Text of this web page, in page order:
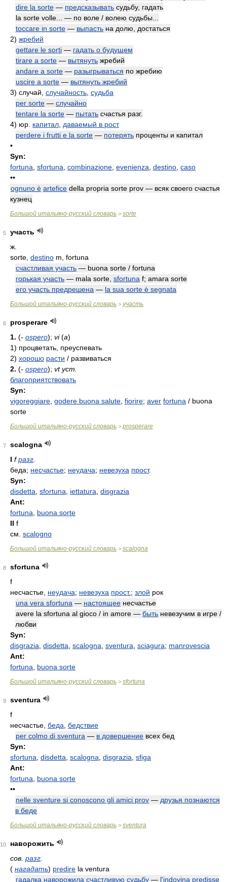
dire la sorte — предсказывать судьбу, гадать
la sorte volle... — по воле / волею судьбы...
toccare in sorte — выпасть на долю, достаться
2) жребий
gettare le sorti — гадать о будущем
tirare a sorte — вытянуть жребий
andare a sorte — разыгрываться по жребию
uscire a sorte — вытянуть жребий
3) случай, случайность судьба
per sorte — случайно
tentare la sorte — пытать счастья разг.
4) юр. капитал даваемый в рост
perdere i frutti e la sorte — потерять проценты и капитал
•
Syn:
fortuna sfortuna combinazione evenienza destino caso
••
ognuno è artefice della propria sorte prov — всяк своего счастья
кузнец
Большой итальяно-русский словарь > sorte
5
участь
ж.
sorte, destino m, fortuna
счастливая участь — buona sorte / fortuna
горькая участь — mala sorte, sfortuna f; amara sorte
его участь предрешена — la sua sorte è segnata
Большой итальяно-русский словарь > участь
6
prosperare
1. (- ospero); vi(a)
1) процветать, преуспевать
2) хорошо расти / развиваться
2. (- ospero); vt уст.
благоприятствовать
Syn:
vigoreggiare godere buona salute fiorire; aver fortuna / buona
sorte
Большой итальяно-русский словарь > prosperare
7
scalogna
I fразг
беда; несчастье; неудача; невезуха прост.
Syn:
disdetta sfortuna iettatura disgrazia
Ant:
fortuna
buona sorte
II f
см. scalogno
Большой итальяно-русский словарь > scalogna
8
sfortuna
f
несчастье, неудача; невезуха прост.; злой рок
una vera sfortuna — настоящее несчастье
avere la sfortuna al gioco / in amore — быть невезучим в игре /
любви
Syn:
disgrazia disdetta scalogna sventura sciagura; manrovescia
Ant:
fortuna
buona sorte
Большой итальяно-русский словарь > sfortuna
9
sventura
f
несчастье, беда бедствие
per colmo di sventura — в довершение всех бед
Syn:
sfortuna disdetta scalogna disgrazia sfiga
Ant:
fortuna
buona sorte
••
nelle sventure si conoscono gli amici prov — друзья познаются
в беде
Большой итальяно-русский словарь > sventura
10
наворожить
сов. разг
( нагадать) predire la ventura
гадалка наворожила счастливую судьбу — l'indovina predisse